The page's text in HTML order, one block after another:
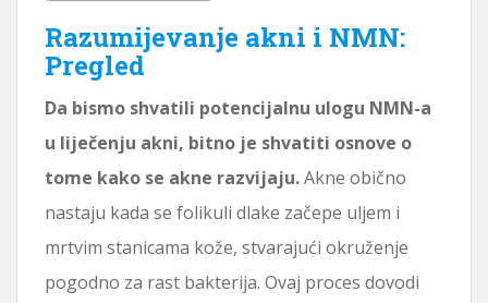
Razumijevanje akni i NMN:
Pregled
Da bismo shvatili potencijalnu ulogu NMN-a
u liječenju akni, bitno je shvatiti osnove o
tome kako se akne razvijaju.Akne obično
nastaju kada se folikuli dlake začepe uljem i
mrtvim stanicama kože, stvarajući okruženje
pogodno za rast bakterija. Ovaj proces dovodi